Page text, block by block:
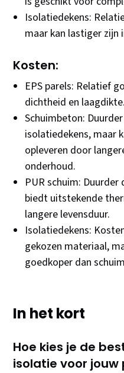
Isolatiedekens:
maar kan lastiger zijn
Kosten:
EPS parels: Relatief
dichtheid en laagdikte.
Schuimbeton:
isolatiedekens, maar
opleveren door
onderhoud.
PUR schuim:
biedt uitstekende
langere levensduur.
Isolatiedekens:
gekozen materiaal,
goedkoper dan
In het kort
Hoe kies je de
isolatie voor jouw